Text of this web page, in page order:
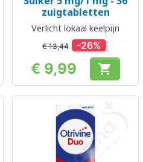
zuigtabletten
Verlicht lokaal keelpijn
€ 13,44 -26%
Prijs
€ 9,99 